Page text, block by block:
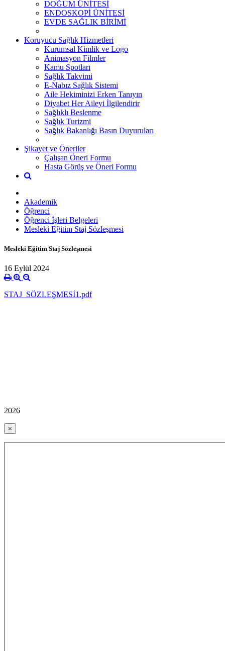
DOĞUM ÜNİTESİ
ENDOSKOPİ ÜNİTESİ
EVDE SAĞLIK BİRİMİ
Koruyucu Sağlık Hizmetleri
Kurumsal Kimlik ve Logo
Animasyon Filmler
Kamu Spotları
Sağlık Takvimi
E-Nabız Sağlık Sistemi
Aile Hekiminizi Erken Tanıyın
Diyabet Her Aileyi İlgilendirir
Sağlıklı Beslenme
Sağlık Turizmi
Sağlık Bakanlığı Basın Duyuruları
Şikayet ve Öneriler
Çalışan Öneri Formu
Hasta Görüş ve Öneri Formu
Akademik
Öğrenci
Öğrenci İşleri Belgeleri
Mesleki Eğitim Staj Sözleşmesi
Mesleki Eğitim Staj Sözleşmesi
16 Eylül 2024
STAJ_SÖZLEŞMESİ1.pdf
2026
×